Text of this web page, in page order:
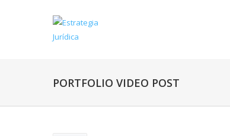
PORTFOLIO VIDEO POST